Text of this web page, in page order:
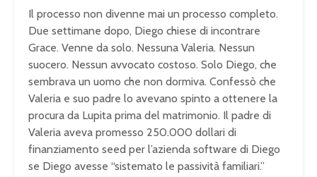
Il processo non divenne mai un processo completo.
Due settimane dopo, Diego chiese di incontrare
Grace. Venne da solo. Nessuna Valeria. Nessun
suocero. Nessun avvocato costoso. Solo Diego, che
sembrava un uomo che non dormiva. Confessò che
Valeria e suo padre lo avevano spinto a ottenere la
procura da Lupita prima del matrimonio. Il padre di
Valeria aveva promesso 250.000 dollari di
finanziamento seed per l’azienda software di Diego
se Diego avesse “sistemato le passività familiari.”